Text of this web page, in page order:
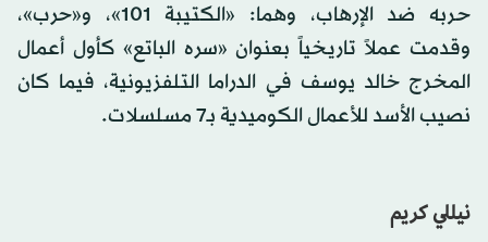
حربه ضد الإرهاب، وهما: «الكتيبة 101»، و«حرب»،
وقدمت عملاً تاريخياً بعنوان «سره الباتع» كأول أعمال
المخرج خالد يوسف في الدراما التلفزيونية، فيما كان
نصيب الأسد للأعمال الكوميدية بـ7 مسلسلات.
نيللي كريم